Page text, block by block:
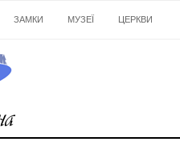
ЗАМКИ МУЗЕЇ ЦЕРКВИ